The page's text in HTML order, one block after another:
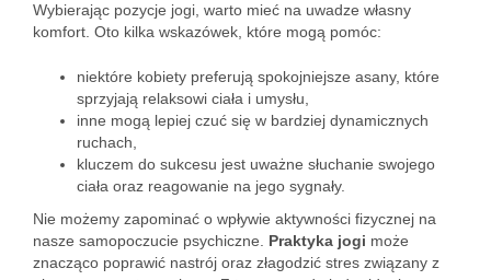
Wybierając pozycje jogi, warto mieć na uwadze własny
komfort. Oto kilka wskazówek, które mogą pomóc:
niektóre kobiety preferują spokojniejsze asany, które
sprzyjają relaksowi ciała i umysłu,
inne mogą lepiej czuć się w bardziej dynamicznych
ruchach,
kluczem do sukcesu jest uważne słuchanie swojego
ciała oraz reagowanie na jego sygnały.
Nie możemy zapominać o wpływie aktywności fizycznej na
nasze samopoczucie psychiczne. Praktyka jogi może
znacząco poprawić nastrój oraz złagodzić stres związany z